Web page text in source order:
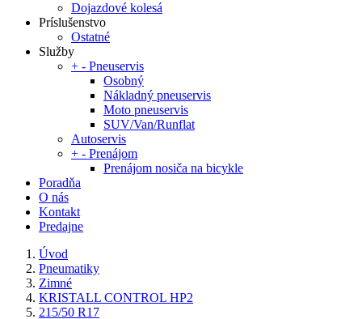
Dojazdové kolesá
Príslušenstvo
Ostatné
Služby
+ - Pneuservis
Osobný
Nákladný pneuservis
Moto pneuservis
SUV/Van/Runflat
Autoservis
+ - Prenájom
Prenájom nosiča na bicykle
Poradňa
O nás
Kontakt
Predajne
Úvod
Pneumatiky
Zimné
KRISTALL CONTROL HP2
215/50 R17